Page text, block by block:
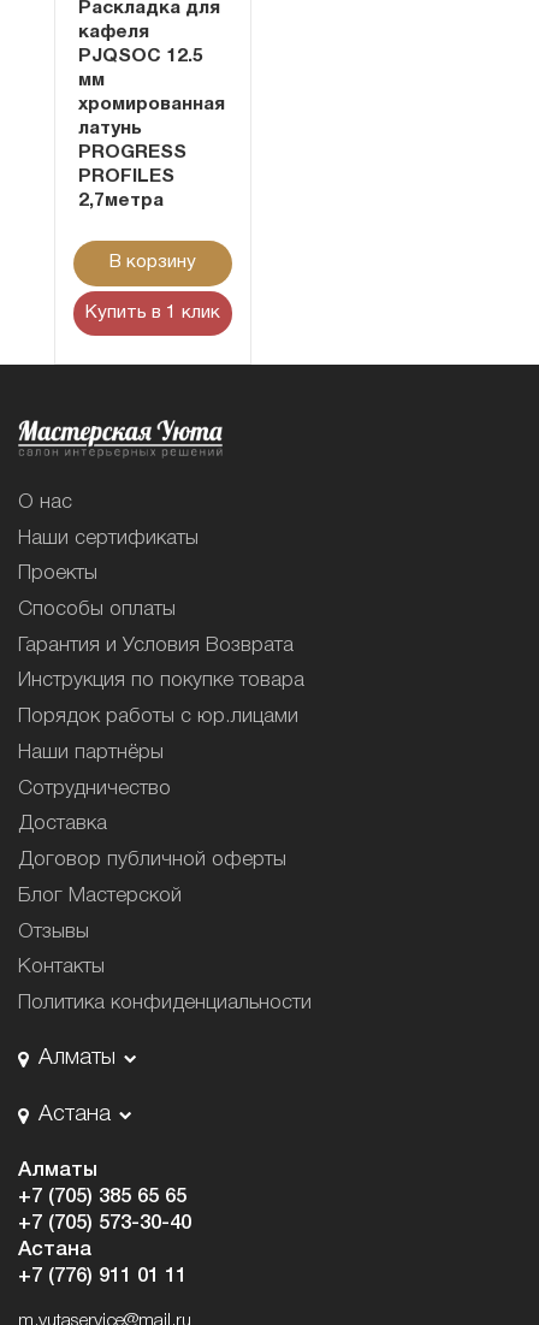
Раскладка для
кафеля
PJQSOC 12.5
мм
хромированная
латунь
PROGRESS
PROFILES
2,7метра
В корзину
Купить в 1 клик
О нас
Наши сертификаты
Проекты
Способы оплаты
Гарантия и Условия Возврата
Инструкция по покупке товара
Порядок работы с юр.лицами
Наши партнёры
Сотрудничество
Доставка
Договор публичной оферты
Блог Мастерской
Отзывы
Контакты
Политика конфиденциальности
Алматы
Астана
Алматы
+7 (705) 385 65 65
+7 (705) 573-30-40
Астана
+7 (776) 911 01 11
m.yutaservice@mail.ru